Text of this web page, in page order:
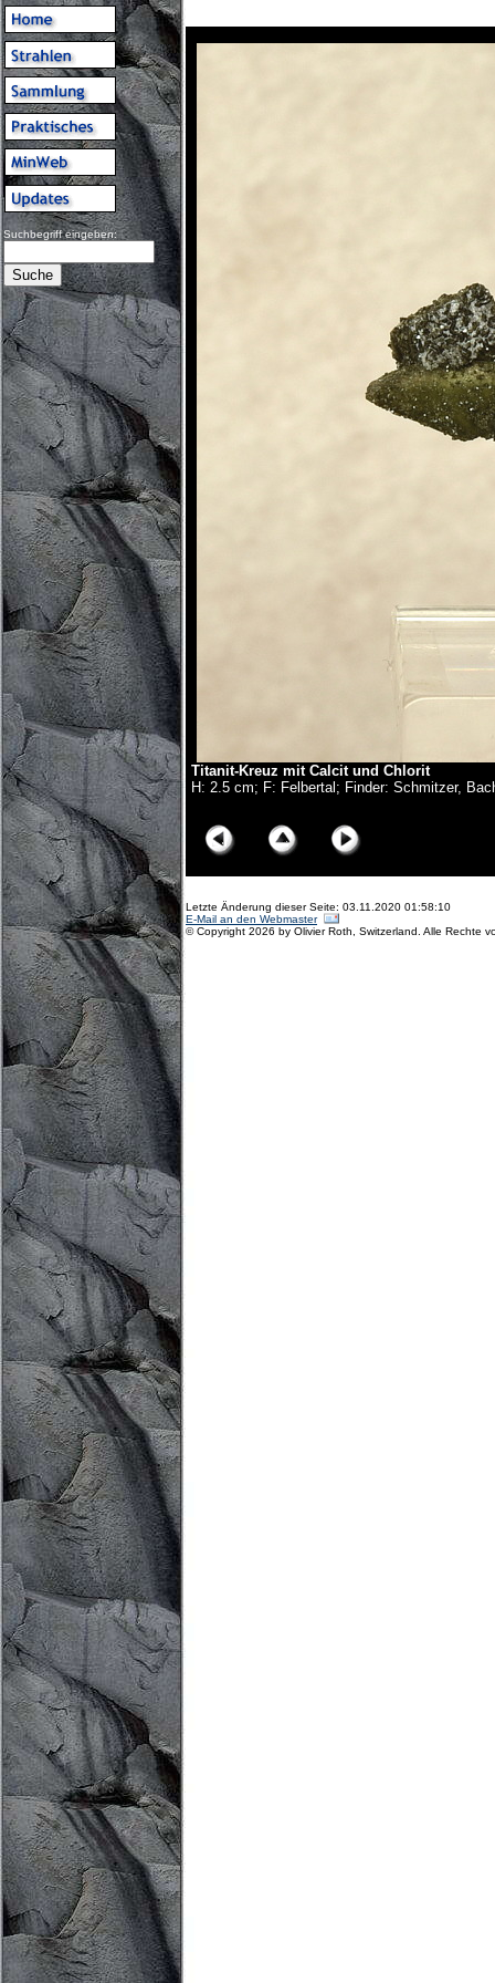
Suchbegriff eingeben:
Titanit-Kreuz mit Calcit und Chlorit
H: 2.5 cm; F: Felbertal; Finder: Schmitzer,
Letzte Änderung dieser Seite: 03.11.2020 01:58:10
E-Mail an den Webmaster
© Copyright 2026 by Olivier Roth, Switzerland. Alle Rechte